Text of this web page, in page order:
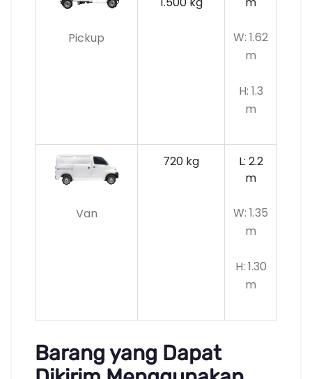
Pickup
W: 1.62
m
H: 1.3
m
Van
720 kg
L: 2.2
m
W: 1.35
m
H: 1.30
m
Barang yang Dapat